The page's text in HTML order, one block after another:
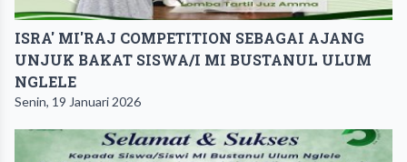
ISRA' MI'RAJ COMPETITION SEBAGAI AJANG
UNJUK BAKAT SISWA/I MI BUSTANUL ULUM
NGLELE
Senin, 19 Januari 2026